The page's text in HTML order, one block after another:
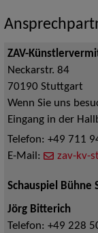
ZAV-
Neckarstr. 84
70190 Stuttgart
Wenn Sie uns
Eingang in der
Telefon: +49 711
E-Mail:
zav-kv-
Schauspiel
Jörg Bitterich
Telefon: +49 228